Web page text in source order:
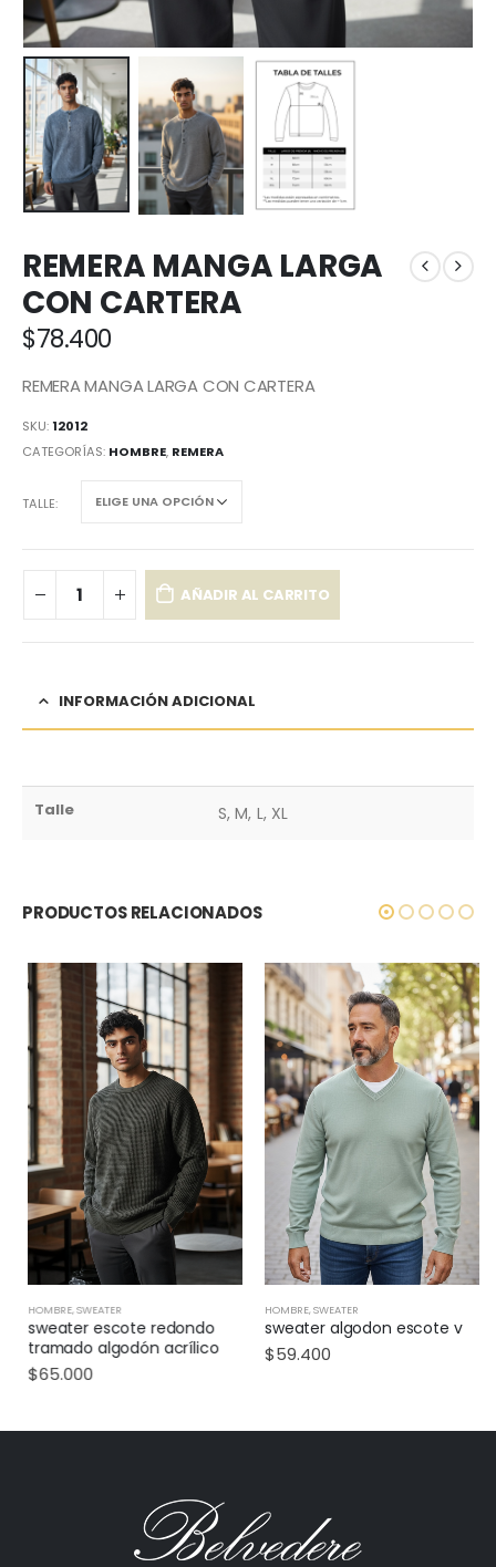
REMERA MANGA LARGA
CON CARTERA
$78.400
REMERA MANGA LARGA CON CARTERA
SKU:12012
CATEGORÍAS: HOMBRE, REMERA
TALLE
AÑADIR AL CARRITO
INFORMACIÓN ADICIONAL
Talle S, M, L, XL
PRODUCTOS RELACIONADOS
HOMBRE,SWEATER
sweater escote redondo
tramado algodón acrílico
$65.000
HOMBRE,SWEATER
sweater algodon escote v
$59.400